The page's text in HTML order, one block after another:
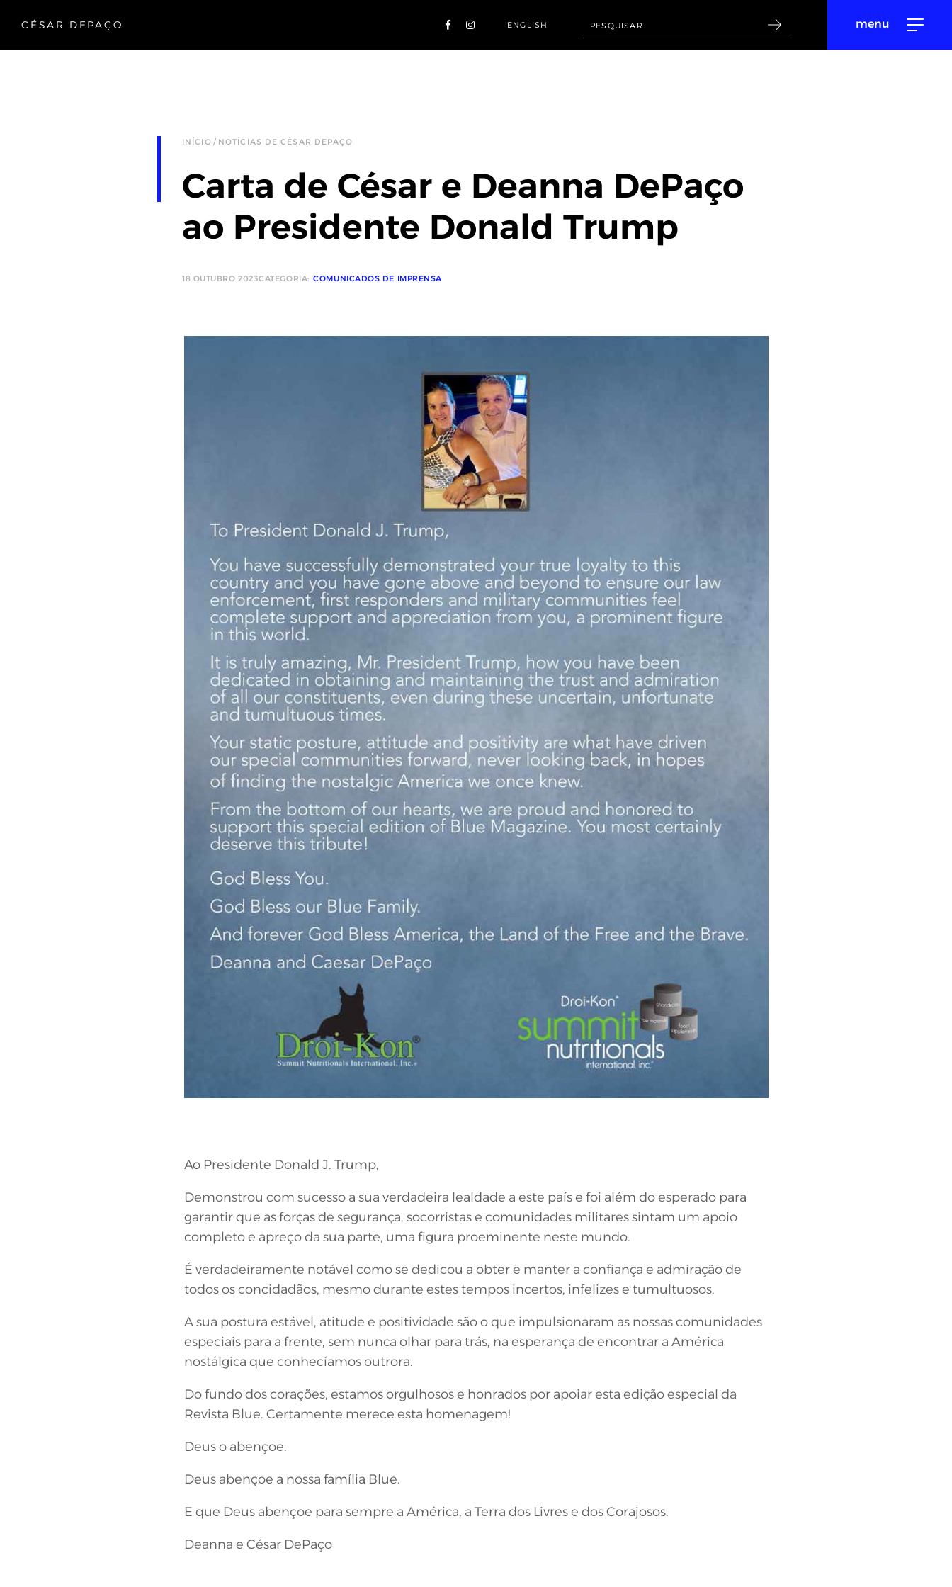
CÉSAR DEPAÇO ENGLISH menu
INÍCIO NOTÍCIAS DE CÉSAR DEPAÇO
Carta de César e Deanna DePaço
ao Presidente Donald Trump
18 OUTUBRO 2023CATEGORIA: COMUNICADOS DE IMPRENSA
Ao Presidente Donald J. Trump,
Demonstrou com sucesso a sua verdadeira lealdade a este país e foi além do esperado para
garantir que as forças de segurança, socorristas e comunidades militares sintam um apoio
completo e apreço da sua parte, uma figura proeminente neste mundo.
É verdadeiramente notável como se dedicou a obter e manter a confiança e admiração de
todos os concidadãos, mesmo durante estes tempos incertos, infelizes e tumultuosos.
A sua postura estável, atitude e positividade são o que impulsionaram as nossas comunidades
especiais para a frente, sem nunca olhar para trás, na esperança de encontrar a América
nostálgica que conhecíamos outrora.
Do fundo dos corações, estamos orgulhosos e honrados por apoiar esta edição especial da
Revista Blue. Certamente merece esta homenagem!
Deus o abençoe.
Deus abençoe a nossa família Blue.
E que Deus abençoe para sempre a América, a Terra dos Livres e dos Corajosos.
Deanna e César DePaço